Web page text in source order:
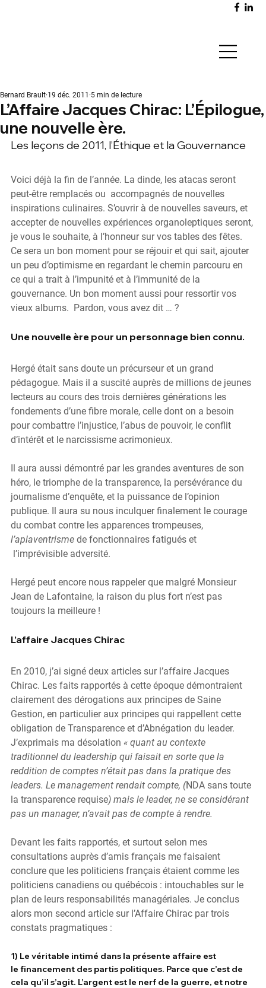
L’Affaire Jacques Chirac: L’Épilogue,
une nouvelle ère.
Bernard Brault 19 déc. 2011 5 min de lecture
Les leçons de 2011, l’Éthique et la Gouvernance
Voici déjà la fin de l’année. La dinde, les atacas seront
peut-être remplacés ou  accompagnés de nouvelles
inspirations culinaires. S’ouvrir à de nouvelles saveurs, et
accepter de nouvelles expériences organoleptiques seront,
je vous le souhaite, à l’honneur sur vos tables des fêtes.
Ce sera un bon moment pour se réjouir et qui sait, ajouter
un peu d’optimisme en regardant le chemin parcouru en
ce qui a trait à l’impunité et à l’immunité de la
gouvernance. Un bon moment aussi pour ressortir vos
vieux albums.  Pardon, vous avez dit … ?
Une nouvelle ère pour un personnage bien connu.
Hergé était sans doute un précurseur et un grand
pédagogue. Mais il a suscité auprès de millions de jeunes
lecteurs au cours des trois dernières générations les
fondements d’une fibre morale, celle dont on a besoin
pour combattre l’injustice, l’abus de pouvoir, le conflit
d’intérêt et le narcissisme acrimonieux.
Il aura aussi démontré par les grandes aventures de son
héro, le triomphe de la transparence, la persévérance du
journalisme d’enquête, et la puissance de l’opinion
publique. Il aura su nous inculquer finalement le courage
du combat contre les apparences trompeuses,
l’aplaventrisme de fonctionnaires fatigués et
l’imprévisible adversité.
Hergé peut encore nous rappeler que malgré Monsieur
Jean de Lafontaine, la raison du plus fort n’est pas
toujours la meilleure !
L’affaire Jacques Chirac
En 2010, j’ai signé deux articles sur l’affaire Jacques
Chirac. Les faits rapportés à cette époque démontraient
clairement des dérogations aux principes de Saine
Gestion, en particulier aux principes qui rappellent cette
obligation de Transparence et d’Abnégation du leader.
J’exprimais ma désolation « quant au contexte
traditionnel du leadership qui faisait en sorte que la
reddition de comptes n’était pas dans la pratique des
leaders. Le management rendait compte, (NDA sans toute
la transparence requise) mais le leader, ne se considérant
pas un manager, n’avait pas de compte à rendre.
Devant les faits rapportés, et surtout selon mes
consultations auprès d’amis français me faisaient
conclure que les politiciens français étaient comme les
politiciens canadiens ou québécois : intouchables sur le
plan de leurs responsabilités managériales. Je conclus
alors mon second article sur l’Affaire Chirac par trois
constats pragmatiques :
1) Le véritable intimé dans la présente affaire est
le financement des partis politiques. Parce que c’est de
cela qu’il s’agit. L’argent est le nerf de la guerre, et notre